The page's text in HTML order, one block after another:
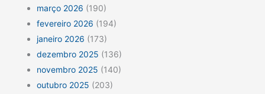
março 2026 (190)
fevereiro 2026 (194)
janeiro 2026 (173)
dezembro 2025 (136)
novembro 2025 (140)
outubro 2025 (203)